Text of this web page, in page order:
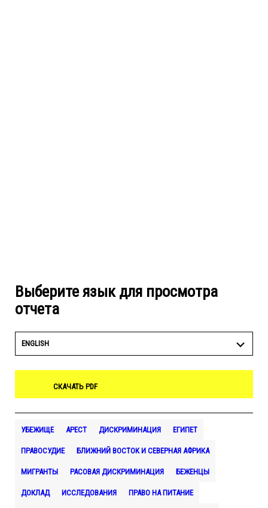
Выберите язык для просмотра
отчета
ENGLISH
СКАЧАТЬ PDF
УБЕЖИЩЕ АРЕСТ ДИСКРИМИНАЦИЯ ЕГИПЕТ
ПРАВОСУДИЕ БЛИЖНИЙ ВОСТОК И СЕВЕРНАЯ АФРИКА
МИГРАНТЫ РАСОВАЯ ДИСКРИМИНАЦИЯ БЕЖЕНЦЫ
ДОКЛАД ИССЛЕДОВАНИЯ ПРАВО НА ПИТАНИЕ